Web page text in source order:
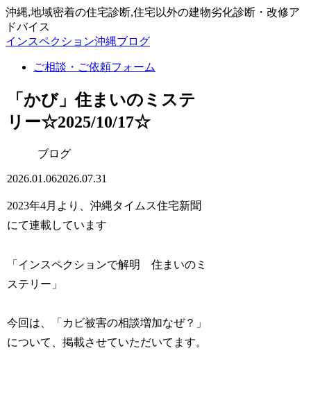
沖縄,地域密着の住宅診断,住宅以外の建物劣化診断・改修ア
ドバイス
インスペクション沖縄ブログ
ご相談・ご依頼フォーム
「かび」住まいのミステ
リー☆2025/10/17☆
ブログ
2026.01.062026.07.31
2023年4月より、沖縄タイムス住宅新聞
にて連載しています
「インスペクションで解明 住まいのミ
ステリー」
今回は、
「カビ被害の相談増加なぜ？」
について、掲載させていただいてます。